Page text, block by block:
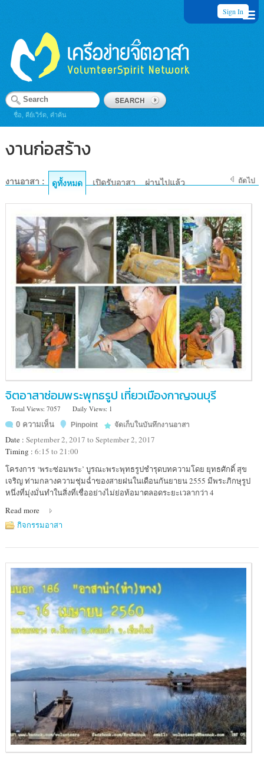
Sign In
ชื่อ, คีย์เวิร์ด, คำค้น
งานก่อสร้าง
งานอาสา : ดูทั้งหมด เปิดรับอาสา ผ่านไปแล้ว ถัดไป
จิตอาสาซ่อมพระพุทธรูป เที่ยวเมืองกาญจนบุรี
Total Views: 7057
Daily Views: 1
0 ความเห็น
Pinpoint จัดเก็บในบันทึกงานอาสา
Date : September 2, 2017 to September 2, 2017
Timing : 6:15 to 21:00
Location
:
โรง
พยาบาล
รักษา
องค์
ปฏิมา
โครงการ ‘พระซ่อมพระ’ บูรณะพระพุทธรูปชำรุดบทความโดย ยุทธศักดิ์ สุข
เจริญ ท่ามกลางความชุ่มฉ่ำของสายฝนในเดือนกันยายน 2555 มีพระภิกษุรูป
หนึ่งที่มุ่งมั่นทำในสิ่งที่เชื่ออย่างไม่ย่อท้อมาตลอดระยะเวลากว่า 4
Read more
กิจกรรมอาสา